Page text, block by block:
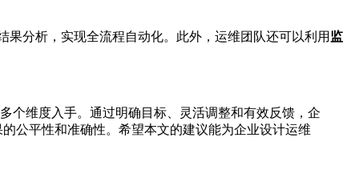
分析，实现全流程自动化。此外，运维团队还可以利用 监
个维度入手。通过明确目标、灵活调整和有效反馈，企
公平性和准确性。希望本文的建议能为企业设计运维